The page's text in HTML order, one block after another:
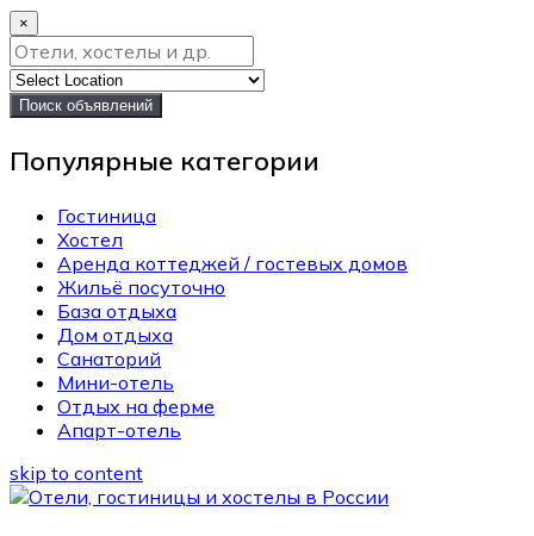
×
Поиск объявлений
Популярные категории
Гостиница
Хостел
Аренда коттеджей / гостевых домов
Жильё посуточно
База отдыха
Дом отдыха
Санаторий
Мини-отель
Отдых на ферме
Апарт-отель
skip to content